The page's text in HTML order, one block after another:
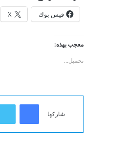
فيس بوك X
معجب بهذه:
تحميل...
شاركها
فيسبوك